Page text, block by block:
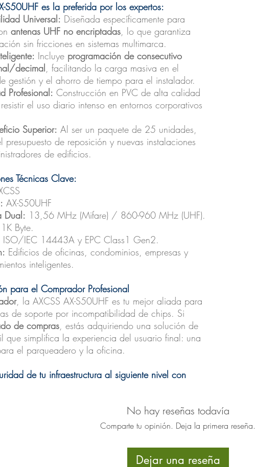
S50UHF es la preferida por los expertos:
Universal: Diseñada específicamente para
antenas UHF no encriptadas, lo que garantiza
sin fricciones en sistemas multimarca.
Incluye programación de consecutivo
decimal, facilitando la carga masiva en el
gestión y el ahorro de tiempo para el instalador.
Profesional: Construcción en PVC de alta calidad
el uso diario intenso en entornos corporativos
Superior: Al ser un paquete de 25 unidades,
presupuesto de reposición y nuevas instalaciones
de edificios.
Técnicas Clave:
AX-S50UHF
Dual: 13,56 MHz (Mifare) / 860-960 MHz (UHF).
1K Byte.
ISO/IEC 14443A y EPC Class1 Gen2.
Edificios de oficinas, condominios, empresas y
inteligentes.
para el Comprador Profesional
, la AXCSS AX-S50UHF es tu mejor aliada para
de soporte por incompatibilidad de chips. Si
de compras, estás adquiriendo una solución de
que simplifica la experiencia del usuario final: una
el parqueadero y la oficina.
de tu infraestructura al siguiente nivel con
No hay reseñas todavía
Comparte tu opinión. Deja la primera reseña.
Dejar una reseña